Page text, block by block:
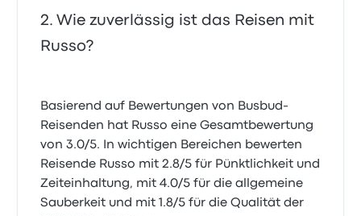
Wie zuverlässig ist das Reisen mit
Russo?
Basierend auf Bewertungen von Busbud-
Reisenden hat Russo eine Gesamtbewertung
von 3.0/5. In wichtigen Bereichen bewerten
Reisende Russo mit 2.8/5 für Pünktlichkeit und
Zeiteinhaltung, mit 4.0/5 für die allgemeine
Sauberkeit und mit 1.8/5 für die Qualität der